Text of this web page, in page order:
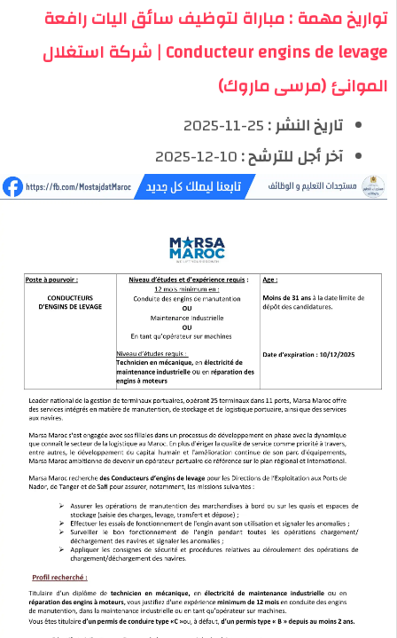
تواريخ مهمة : مباراة لتوظيف سائق اليات رافعة
Conducteur engins de levage | شركة استغلال
الموانئ (مرسى ماروك)
تاريخ النشر :25-11-2025
آخر أجل للترشح :10-12-2025